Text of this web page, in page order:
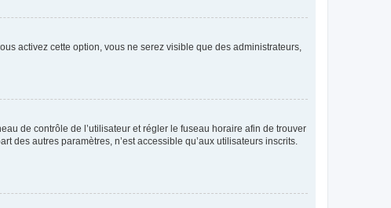
activez cette option, vous ne serez visible que des administrateurs,
de contrôle de l’utilisateur et régler le fuseau horaire afin de trouver
des autres paramètres, n’est accessible qu’aux utilisateurs inscrits.